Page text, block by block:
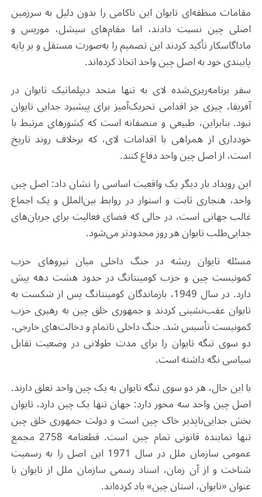
مقامات منطقه‌ای تایوان این ناکامی را بدون دلیل به سرزمین
اصلی چین نسبت دادند، اما مقام‌های سیشل، موریس و
ماداگاسکار تأکید کردند این تصمیم را به‌صورت مستقل و بر پایه
پایبندی خود به اصل چین واحد اتخاذ کرده‌اند.
سفر برنامه‌ریزی‌شده لای به تنها متحد دیپلماتیک تایوان در
آفریقا، چیزی جز اقدامی تحریک‌آمیز برای پیشبرد جدایی تایوان
نبود. بنابراین، طبیعی و منصفانه است که کشورهای مرتبط با
خودداری از همراهی با اقدامات لای، که برخلاف روند تاریخ
است، از اصل چین واحد دفاع کنند.
این رویداد بار دیگر یک واقعیت اساسی را نشان داد: اصل چین
واحد، هنجاری ثابت و استوار در روابط بین‌الملل و یک اجماع
غالب جهانی است، در حالی که فضای فعالیت برای جریان‌های
جدایی‌طلب تایوان هر روز محدودتر می‌شود.
مسئله تایوان ریشه در جنگ داخلی میان نیروهای حزب
کمونیست چین و حزب کومینتانگ در حدود هشت دهه پیش
دارد. در سال 1949، بازماندگان کومینتانگ پس از شکست به
تایوان عقب‌نشینی کردند و جمهوری خلق چین به رهبری حزب
کمونیست تأسیس شد. جنگ داخلی ناتمام و دخالت‌های خارجی،
دو سوی تنگه تایوان را برای مدت طولانی در وضعیت تقابل
سیاسی نگه داشته است.
با این حال، هر دو سوی تنگه تایوان به یک چین واحد تعلق دارند.
اصل چین واحد سه محور دارد: جهان تنها یک چین دارد، تایوان
بخش جدایی‌ناپذیر خاک چین است و دولت جمهوری خلق چین
تنها نماینده قانونی تمام چین است. قطعنامه 2758 مجمع
عمومی سازمان ملل در سال 1971 این اصل را به رسمیت
شناخت و از آن زمان، اسناد رسمی سازمان ملل از تایوان با
عنوان «تایوان، استان چین» یاد کرده‌اند.